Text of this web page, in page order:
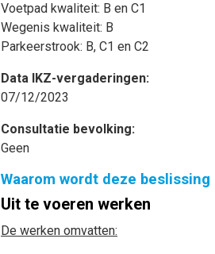
Voetpad kwaliteit: B en C1
Wegenis kwaliteit: B
Parkeerstrook: B, C1 en C2
Data IKZ-vergaderingen:
07/12/2023
Consultatie bevolking:
Geen
Waarom wordt deze beslissing
Uit te voeren werken
De werken omvatten: